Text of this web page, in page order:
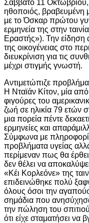
Σάββατο 11 Οκτωβρίου,
ηθοποιός, βραβευμένη
με το Όσκαρ πρώτου
ερμηνεία της στην
Εραστής»). Την
της οικογένειας στο
διευκρίνιση για τις
μέχρι στιγμής γνωστή.
Αντιμετώπιζε
Η Νταϊάν Κίτον, μία από
φιγούρες του
ζωή σε ηλικία 79 ετών
μια πορεία πέντε
ερμηνείες και
Σύμφωνα με
προβλήματα υγείας
περίμεναν πως θα
δεν θέλει να
«Κέι Κορλεόνε» της
επιδεινώθηκε πολύ
όλους όσοι την
σημάδια που
την πώληση του
ότι είχε σταματήσει να